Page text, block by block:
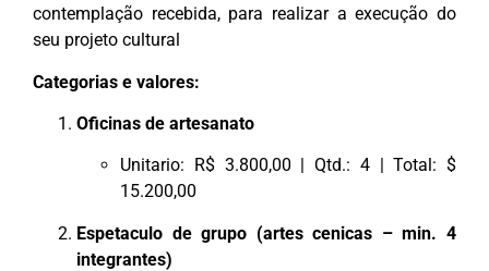
contemplação recebida, para realizar a execução do
seu projeto cultural
Categorias e valores:
Oficinas de artesanato
Unitario: R$ 3.800,00 | Qtd.: 4 | Total: $
15.200,00
Espetaculo de grupo (artes cenicas – min. 4
integrantes)